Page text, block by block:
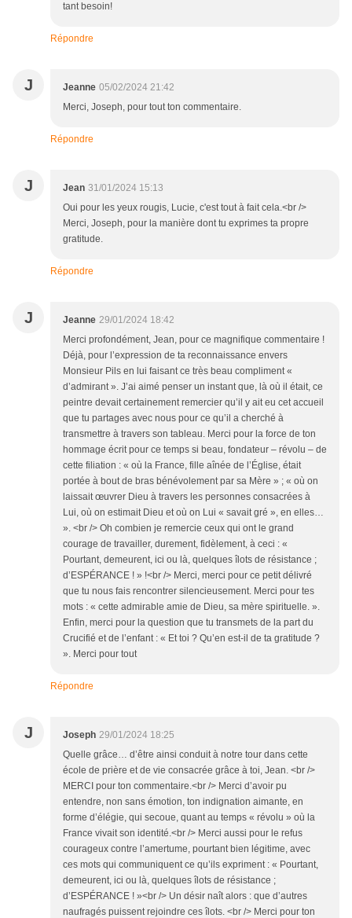
tant besoin!
Répondre
J Jeanne 05/02/2024 21:42
Merci, Joseph, pour tout ton commentaire.
Répondre
J Jean 31/01/2024 15:13
Oui pour les yeux rougis, Lucie, c'est tout à fait cela.<br />
Merci, Joseph, pour la manière dont tu exprimes ta propre
gratitude.
Répondre
J Jeanne 29/01/2024 18:42
Merci profondément, Jean, pour ce magnifique commentaire !
Déjà, pour l’expression de ta reconnaissance envers
Monsieur Pils en lui faisant ce très beau compliment «
d’admirant ». J’ai aimé penser un instant que, là où il était, ce
peintre devait certainement remercier qu’il y ait eu cet accueil
que tu partages avec nous pour ce qu’il a cherché à
transmettre à travers son tableau. Merci pour la force de ton
hommage écrit pour ce temps si beau, fondateur – révolu – de
cette filiation : « où la France, fille aînée de l’Église, était
portée à bout de bras bénévolement par sa Mère » ; « où on
laissait œuvrer Dieu à travers les personnes consacrées à
Lui, où on estimait Dieu et où on Lui « savait gré », en elles…
». <br /> Oh combien je remercie ceux qui ont le grand
courage de travailler, durement, fidèlement, à ceci : «
Pourtant, demeurent, ici ou là, quelques îlots de résistance ;
d’ESPÉRANCE ! » !<br /> Merci, merci pour ce petit délivré
que tu nous fais rencontrer silencieusement. Merci pour tes
mots : « cette admirable amie de Dieu, sa mère spirituelle. ».
Enfin, merci pour la question que tu transmets de la part du
Crucifié et de l’enfant : « Et toi ? Qu’en est-il de ta gratitude ?
». Merci pour tout
Répondre
J Joseph 29/01/2024 18:25
Quelle grâce… d’être ainsi conduit à notre tour dans cette
école de prière et de vie consacrée grâce à toi, Jean. <br />
MERCI pour ton commentaire.<br /> Merci d’avoir pu
entendre, non sans émotion, ton indignation aimante, en
forme d’élégie, qui secoue, quant au temps « révolu » où la
France vivait son identité.<br /> Merci aussi pour le refus
courageux contre l’amertume, pourtant bien légitime, avec
ces mots qui communiquent ce qu’ils expriment : « Pourtant,
demeurent, ici ou là, quelques îlots de résistance ;
d’ESPÉRANCE ! »<br /> Un désir naît alors : que d’autres
naufragés puissent rejoindre ces îlots. <br /> Merci pour ton